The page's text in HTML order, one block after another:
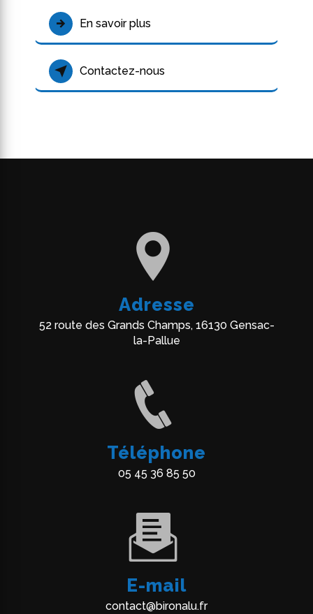
En savoir plus
Contactez-nous
Adresse
52 route des Grands Champs, 16130 Gensac-
la-Pallue
Téléphone
05 45 36 85 50
E-mail
contact@bironalu.fr